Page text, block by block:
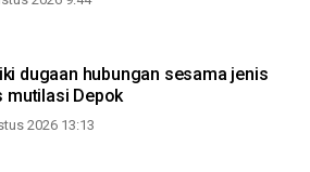
dugaan hubungan sesama jenis
mutilasi Depok
2026 13:13